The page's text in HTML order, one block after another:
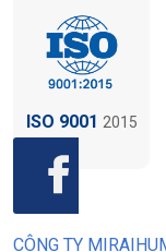
SỐ 1868211717-ISMS
ISO/IEC 27001:2022